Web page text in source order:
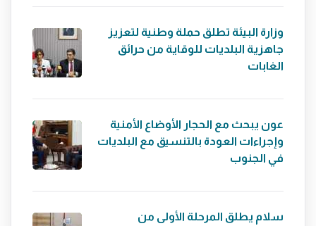
وزارة البيئة تطلق حملة وطنية لتعزيز
جاهزية البلديات للوقاية من حرائق
الغابات
عون يبحث مع الحجار الأوضاع الأمنية
وإجراءات العودة بالتنسيق مع البلديات
في الجنوب
سلام يطلق المرحلة الأولى من